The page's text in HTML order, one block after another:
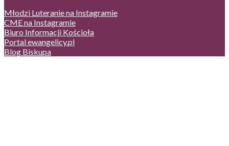
Młodzi Luteranie na Instagramie
CME na Instagramie
Biuro Informacji Kościoła
Portal ewangelicy.pl
Blog Biskupa